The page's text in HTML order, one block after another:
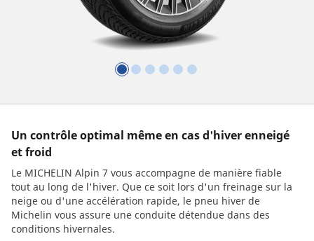
Un contrôle optimal même en cas d'hiver enneigé
et froid
Le MICHELIN Alpin 7 vous accompagne de manière fiable
tout au long de l'hiver. Que ce soit lors d'un freinage sur la
neige ou d'une accélération rapide, le pneu hiver de
Michelin vous assure une conduite détendue dans des
conditions hivernales.